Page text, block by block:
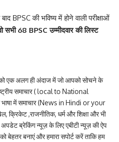
BPSC की भविष्य में होने वाली परीक्षाओं
सभी 68 BPSC उम्मीदवार की लिस्ट
एक अलग ही अंदाज में जो आपको सोचने के
समाचार ( local to National
भाषा में समाचार (News in Hindi or your
,राजनीतिक, धर्म और शिक्षा और भी
ब्रेकिंग न्यूज़ के लिए एबीटी न्यूज़ की ऐप
बनाएं और हमारा सपोर्ट करें ताकि हम